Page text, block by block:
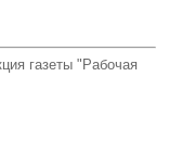
газеты "Рабочая